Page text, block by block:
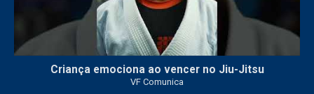
Criança emociona ao vencer no Jiu-Jitsu
VF Comunica